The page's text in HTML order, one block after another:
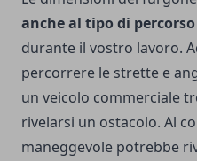
anche al tipo di
durante il vostro lavoro.
percorrere le strette e
un veicolo commerciale
rivelarsi un ostacolo. Al
maneggevole potrebbe